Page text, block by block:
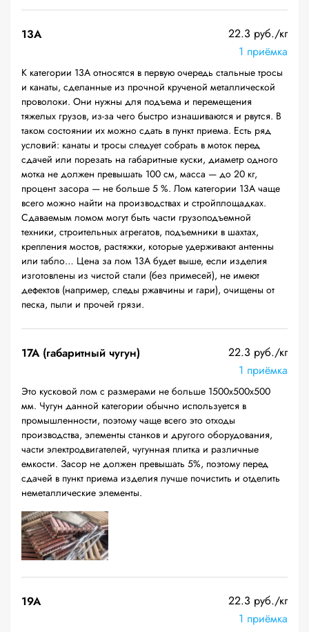
13А
22.3 руб./кг
1 приёмка
К категории 13А относятся в первую очередь стальные тросы
и канаты, сделанные из прочной крученой металлической
проволоки. Они нужны для подъема и перемещения
тяжелых грузов, из-за чего быстро изнашиваются и рвутся. В
таком состоянии их можно сдать в пункт приема. Есть ряд
условий: канаты и тросы следует собрать в моток перед
сдачей или порезать на габаритные куски, диаметр одного
мотка не должен превышать 100 см, масса — до 20 кг,
процент засора — не больше 5 %. Лом категории 13А чаще
всего можно найти на производствах и стройплощадках.
Сдаваемым ломом могут быть части грузоподъемной
техники, строительных агрегатов, подъемники в шахтах,
крепления мостов, растяжки, которые удерживают антенны
или табло… Цена за лом 13А будет выше, если изделия
изготовлены из чистой стали (без примесей), не имеют
дефектов (например, следы ржавчины и гари), очищены от
песка, пыли и прочей грязи.
17А (габаритный чугун)
22.3 руб./кг
1 приёмка
Это кусковой лом с размерами не больше 1500х500х500
мм. Чугун данной категории обычно используется в
промышленности, поэтому чаще всего это отходы
производства, элементы станков и другого оборудования,
части электродвигателей, чугунная плитка и различные
емкости. Засор не должен превышать 5%, поэтому перед
сдачей в пункт приема изделия лучше почистить и отделить
неметаллические элементы.
19A
22.3 руб./кг
1 приёмка